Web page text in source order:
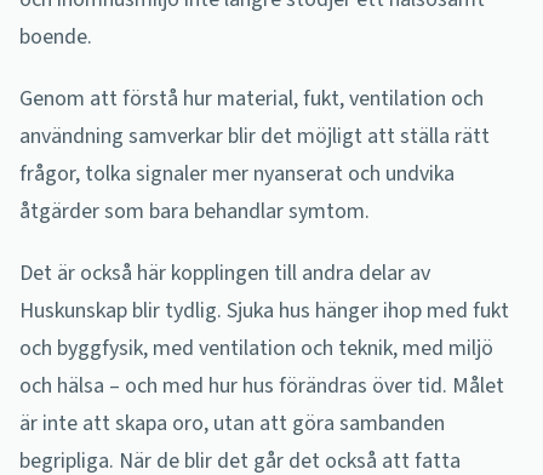
boende.
Genom att förstå hur material, fukt, ventilation och
användning samverkar blir det möjligt att ställa rätt
frågor, tolka signaler mer nyanserat och undvika
åtgärder som bara behandlar symtom.
Det är också här kopplingen till andra delar av
Huskunskap blir tydlig. Sjuka hus hänger ihop med fukt
och byggfysik, med ventilation och teknik, med miljö
och hälsa – och med hur hus förändras över tid. Målet
är inte att skapa oro, utan att göra sambanden
begripliga. När de blir det går det också att fatta